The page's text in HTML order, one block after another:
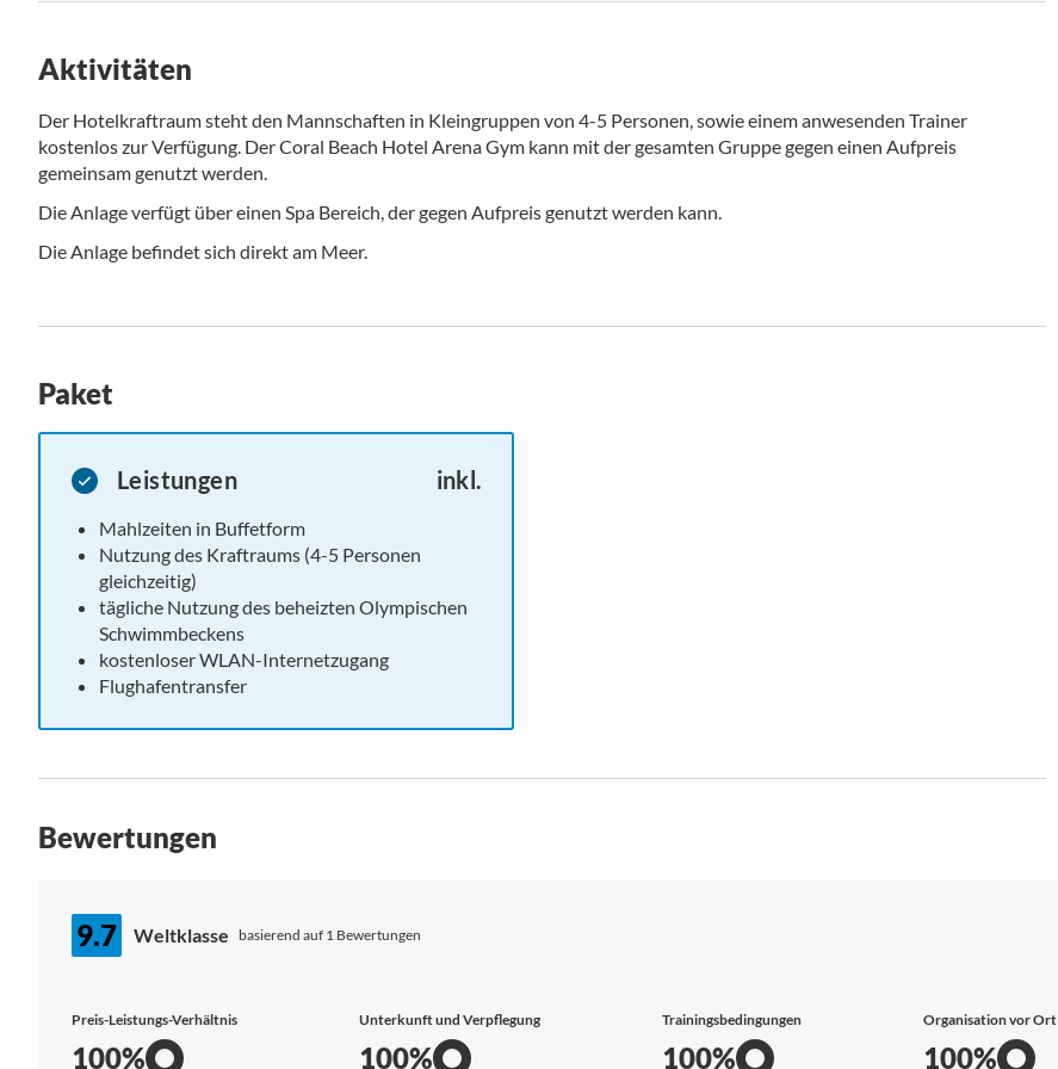
Aktivitäten
Der Hotelkraftraum steht den Mannschaften in Kleingruppen von 4-5 Personen, sowie einem anwesenden Trainer
kostenlos zur Verfügung. Der Coral Beach Hotel Arena Gym kann mit der gesamten Gruppe gegen einen Aufpreis
gemeinsam genutzt werden.
Die Anlage verfügt über einen Spa Bereich, der gegen Aufpreis genutzt werden kann.
Die Anlage befindet sich direkt am Meer.
Paket
Leistungen inkl.
Mahlzeiten in Buffetform
Nutzung des Kraftraums (4-5 Personen
gleichzeitig)
tägliche Nutzung des beheizten Olympischen
Schwimmbeckens
kostenloser WLAN-Internetzugang
Flughafentransfer
Bewertungen
9.7 Weltklasse basierend auf 1 Bewertungen
Preis-Leistungs-Verhältnis
100%
Unterkunft und Verpflegung
100%
Trainingsbedingungen
100%
Organisation vor Ort
100%